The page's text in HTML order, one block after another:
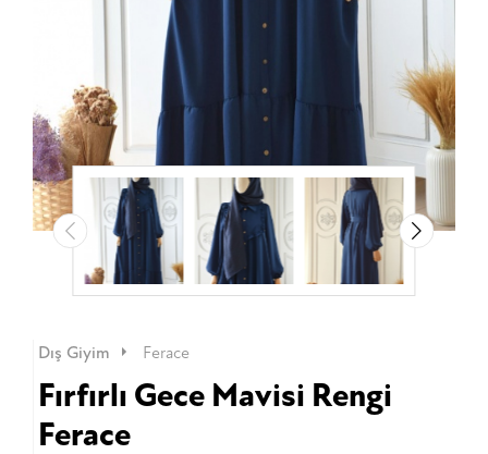
Dış Giyim Ferace
Fırfırlı Gece Mavisi Rengi
Ferace